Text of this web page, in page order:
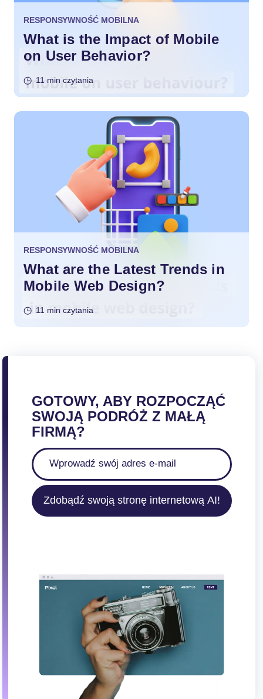
RESPONSYWNOŚĆ MOBILNA
What is the Impact of Mobile
on User Behavior?
11 min czytania
RESPONSYWNOŚĆ MOBILNA
What are the Latest Trends in
Mobile Web Design?
11 min czytania
GOTOWY, ABY ROZPOCZĄĆ
SWOJĄ PODRÓŻ Z MAŁĄ
FIRMĄ?
Zdobądź swoją stronę internetową AI!